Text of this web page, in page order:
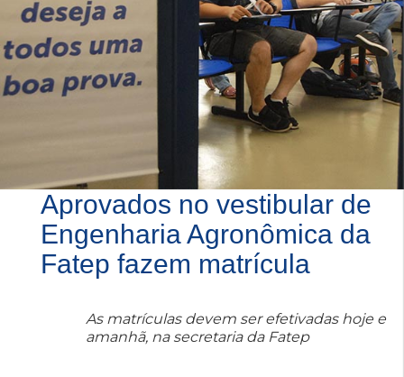
Aprovados no vestibular de
Engenharia Agronômica da
Fatep fazem matrícula
As matrículas devem ser efetivadas hoje e
amanhã, na secretaria da Fatep